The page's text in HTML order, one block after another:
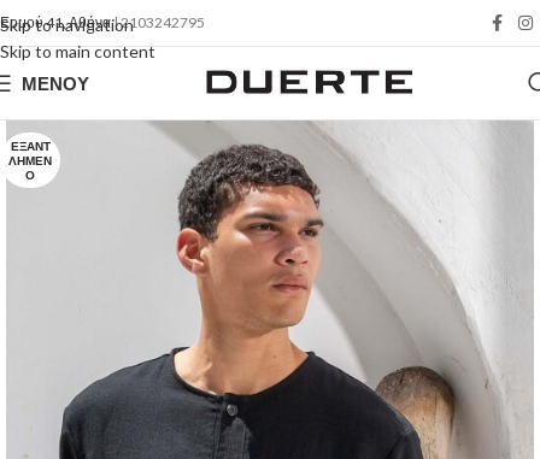
Skip to navigation
Skip to main content
Ερμού 41, Αθήνα| 2103242795
ΜΕΝΟΎ
ΕΞΑΝΤ
ΛΗΜΈΝ
Ο